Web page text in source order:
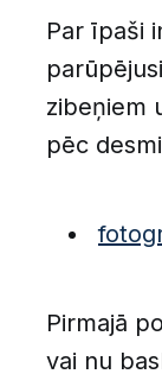
Par īpaši
zibeņiem
pēc
Pirmajā
vai nu